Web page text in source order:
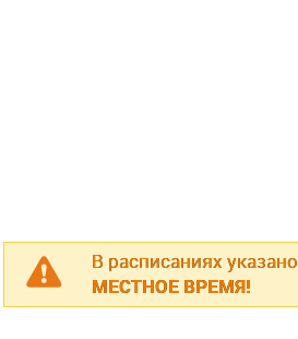
В расписаниях указано
МЕСТНОЕ ВРЕМЯ!